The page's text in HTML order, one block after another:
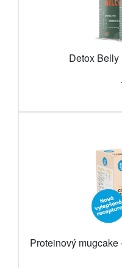
Detox Belly
Proteinový